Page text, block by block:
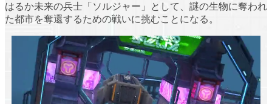
はるか未来の兵士 「ソルジャー」 として、 謎の生物に奪われ
た都市を奪還するための戦いに挑むことになる。